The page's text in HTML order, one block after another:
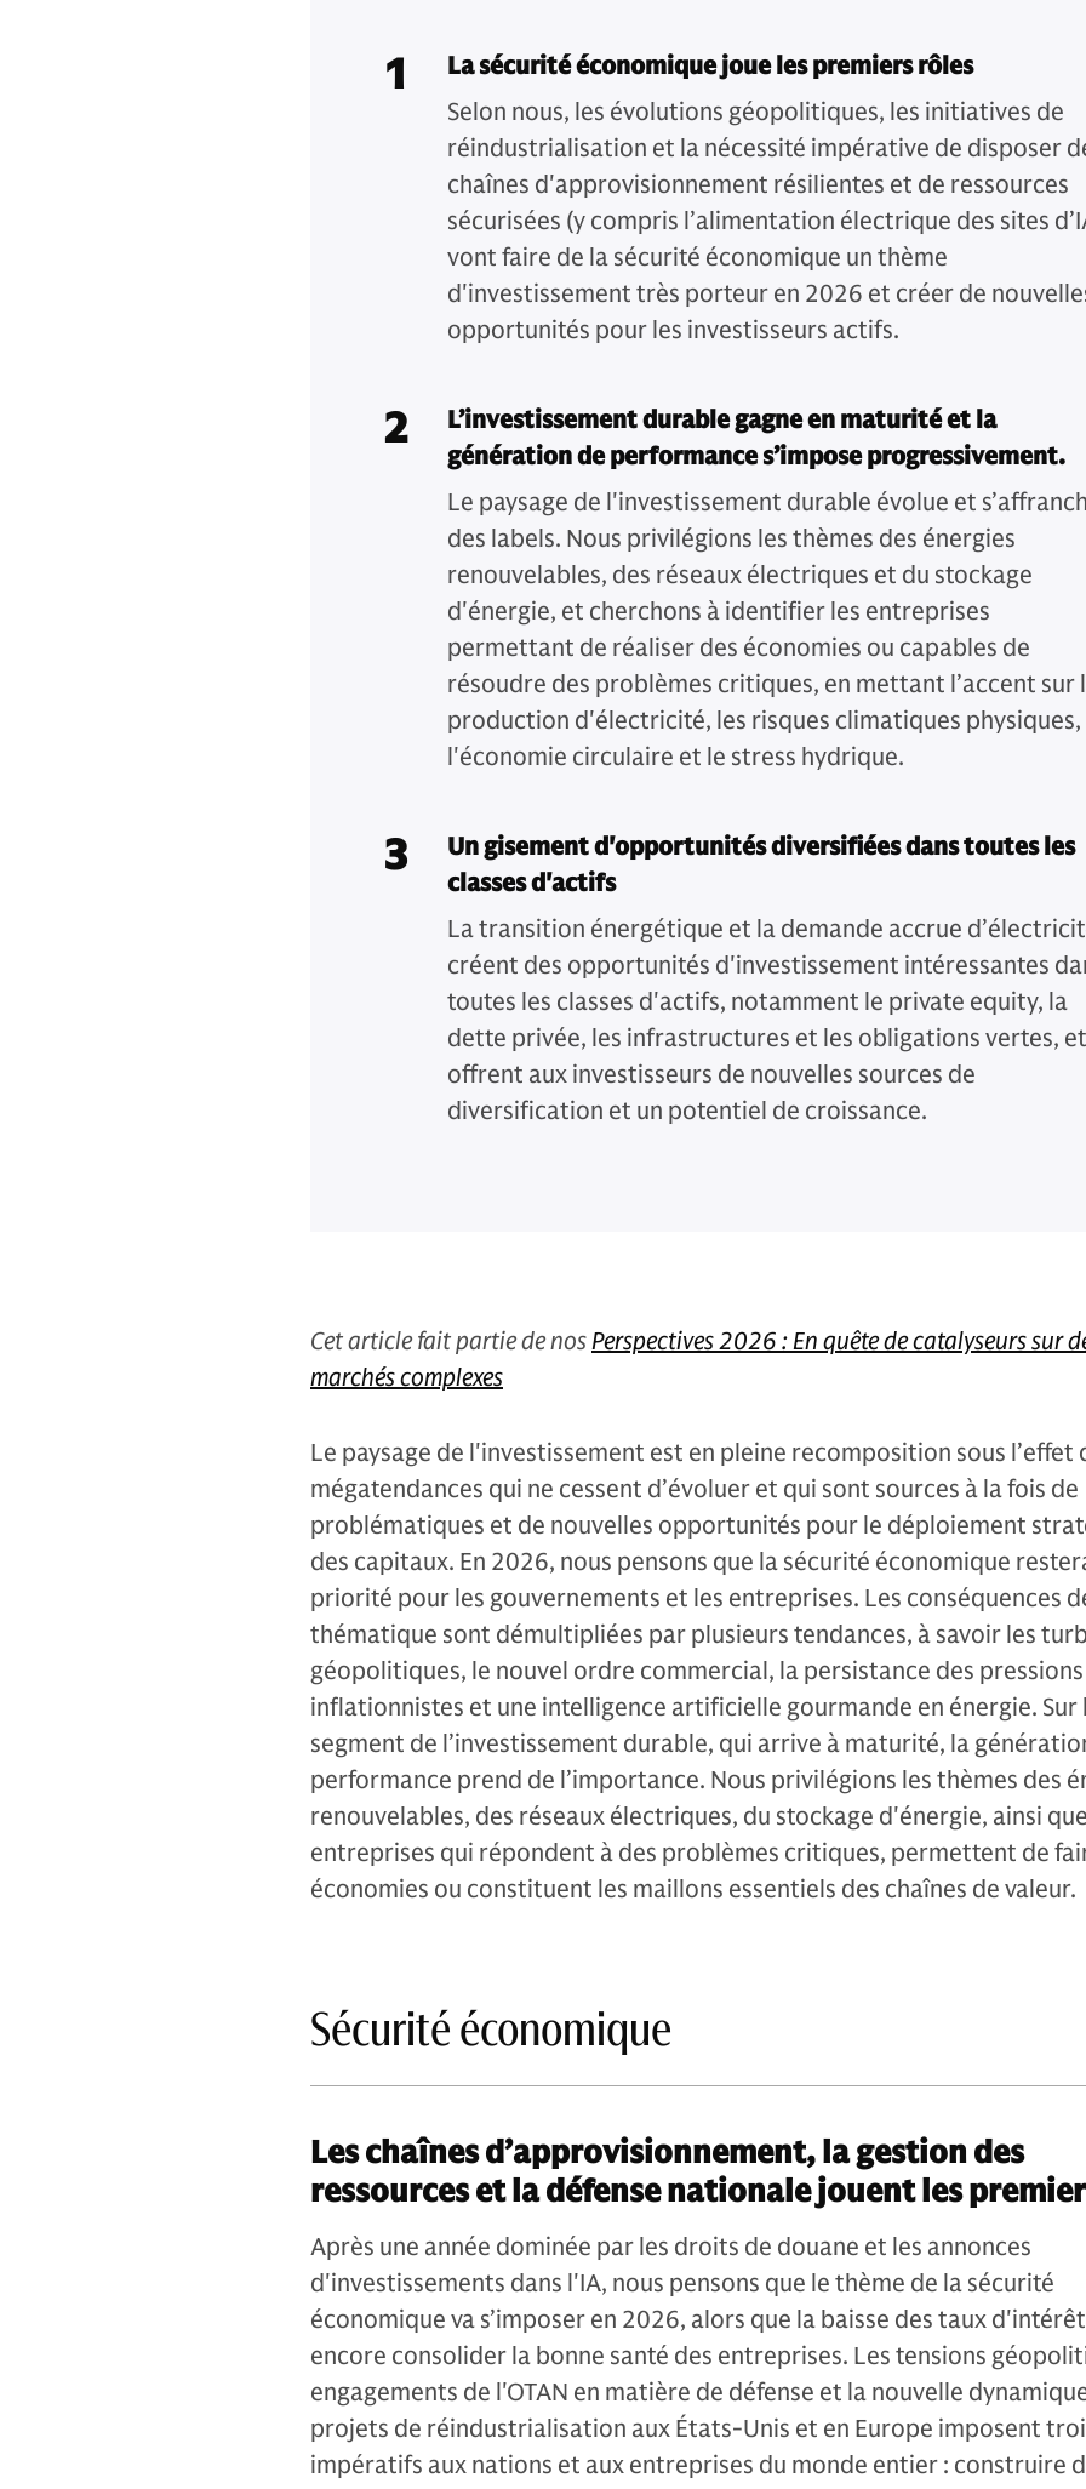
1
La sécurité économique joue les premiers rôles
Selon nous, les évolutions géopolitiques, les initiatives de
réindustrialisation et la nécessité impérative de disposer
chaînes d'approvisionnement résilientes et de ressources
sécurisées (y compris l’alimentation électrique des sites
vont faire de la sécurité économique un thème
d'investissement très porteur en 2026 et créer de
opportunités pour les investisseurs actifs.
2
L’investissement durable gagne en maturité et la
génération de performance s’impose progressivement.
Le paysage de l'investissement durable évolue et
des labels. Nous privilégions les thèmes des énergies
renouvelables, des réseaux électriques et du stockage
d'énergie, et cherchons à identifier les entreprises
permettant de réaliser des économies ou capables de
résoudre des problèmes critiques, en mettant l’accent sur
production d'électricité, les risques climatiques physiques,
l'économie circulaire et le stress hydrique.
3
Un gisement d'opportunités diversifiées dans toutes les
classes d'actifs
La transition énergétique et la demande accrue
créent des opportunités d'investissement intéressantes
toutes les classes d'actifs, notamment le private equity, la
dette privée, les infrastructures et les obligations vertes, et
offrent aux investisseurs de nouvelles sources de
diversification et un potentiel de croissance.
Cet article fait partie de nosPerspectives 2026 : En quête de catalyseurs sur
marchés complexes
Le paysage de l'investissement est en pleine recomposition sous l’effet
mégatendances qui ne cessent d’évoluer et qui sont sources à la fois de
problématiques et de nouvelles opportunités pour le déploiement
des capitaux. En 2026, nous pensons que la sécurité économique
priorité pour les gouvernements et les entreprises. Les conséquences
thématique sont démultipliées par plusieurs tendances, à savoir les
géopolitiques, le nouvel ordre commercial, la persistance des pressions
inflationnistes et une intelligence artificielle gourmande en énergie. Sur
segment de l’investissement durable, qui arrive à maturité, la
performance prend de l’importance. Nous privilégions les thèmes des
renouvelables, des réseaux électriques, du stockage d'énergie, ainsi
entreprises qui répondent à des problèmes critiques, permettent de
économies ou constituent les maillons essentiels des chaînes de valeur.
Sécurité économique
Les chaînes d’approvisionnement, la gestion des
ressources et la défense nationale jouent les
Après une année dominée par les droits de douane et les annonces
d'investissements dans l'IA, nous pensons que le thème de la sécurité
économique va s’imposer en 2026, alors que la baisse des taux
encore consolider la bonne santé des entreprises. Les tensions
engagements de l'OTAN en matière de défense et la nouvelle
projets de réindustrialisation aux États-Unis et en Europe imposent
impératifs aux nations et aux entreprises du monde entier : construire